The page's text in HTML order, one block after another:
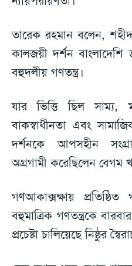
তারেক রহমান বলেন, শহীদ
কালজয়ী দর্শন বাংলাদেশি
বহুদলীয় গণতন্ত্র।
যার ভিত্তি ছিল সাম্য,
বাকস্বাধীনতা এবং
দর্শনকে আপসহীন
অগ্রগামী করেছিলেন বেগম
গণআকাক্সক্ষায় প্রতিষ্ঠিত
বহুমাত্রিক গণতন্ত্রকে
প্রচেষ্টা চালিয়েছে নিষ্ঠুর